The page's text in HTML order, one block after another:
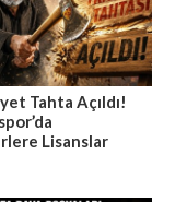
Tahta Açıldı!
Lisanslar